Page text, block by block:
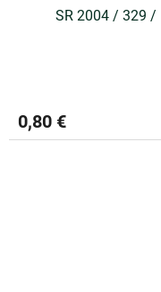
SR 2004 / 329 /
0,80 €